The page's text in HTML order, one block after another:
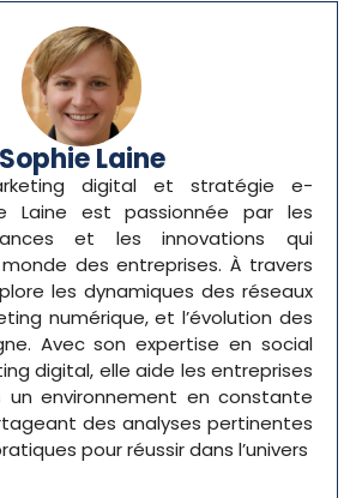
Sophie Laine
digital et stratégie e-
Laine est passionnée par les
et les innovations qui
des entreprises. À travers
les dynamiques des réseaux
numérique, et l’évolution des
Avec son expertise en social
digital, elle aide les entreprises
un environnement en constante
des analyses pertinentes
pour réussir dans l’univers